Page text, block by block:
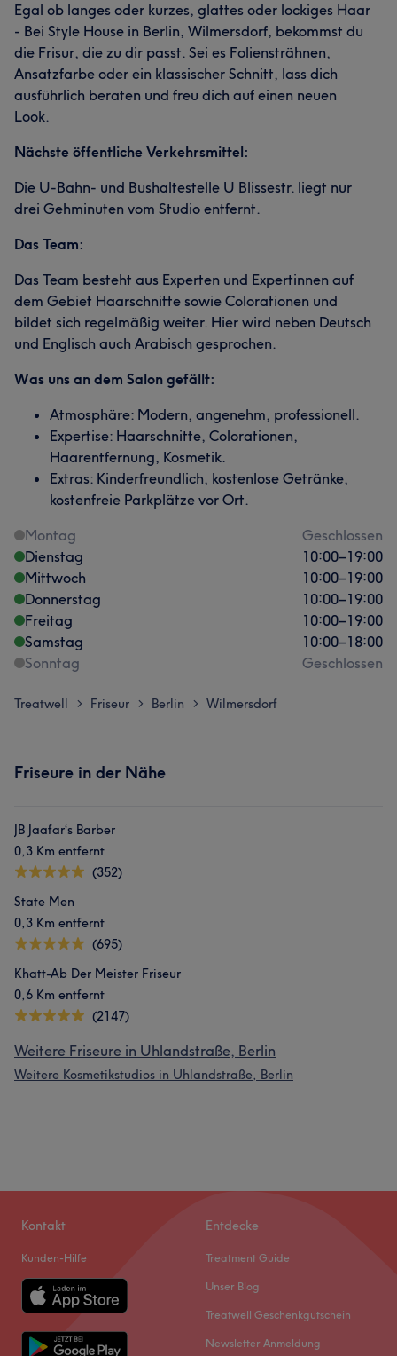
Egal ob langes oder kurzes, glattes oder lockiges Haar
- Bei Style House in Berlin, Wilmersdorf, bekommst du
die Frisur, die zu dir passt. Sei es Foliensträhnen,
Ansatzfarbe oder ein klassischer Schnitt, lass dich
ausführlich beraten und freu dich auf einen neuen
Look.
Nächste öffentliche Verkehrsmittel:
Die U-Bahn- und Bushaltestelle U Blissestr. liegt nur
drei Gehminuten vom Studio entfernt.
Das Team:
Das Team besteht aus Experten und Expertinnen auf
dem Gebiet Haarschnitte sowie Colorationen und
bildet sich regelmäßig weiter. Hier wird neben Deutsch
und Englisch auch Arabisch gesprochen.
Was uns an dem Salon gefällt:
Atmosphäre: Modern, angenehm, professionell.
Expertise: Haarschnitte, Colorationen,
Haarentfernung, Kosmetik.
Extras: Kinderfreundlich, kostenlose Getränke,
kostenfreie Parkplätze vor Ort.
Montag
Geschlossen
Dienstag
10:00–19:00
Mittwoch
10:00–19:00
Donnerstag
10:00–19:00
Freitag
10:00–19:00
Samstag
10:00–18:00
Sonntag
Geschlossen
Treatwell > Friseur > Berlin > Wilmersdorf
Friseure in der Nähe
JB Jaafar‘s Barber
0,3 Km entfernt
(352)
State Men
0,3 Km entfernt
(695)
Khatt-Ab Der Meister Friseur
0,6 Km entfernt
(2147)
Weitere Friseure in Uhlandstraße, Berlin
Weitere Kosmetikstudios in Uhlandstraße, Berlin
Kontakt
Kunden-Hilfe
Entdecke
Treatment Guide
Unser Blog
Treatwell Geschenkgutschein
Newsletter Anmeldung